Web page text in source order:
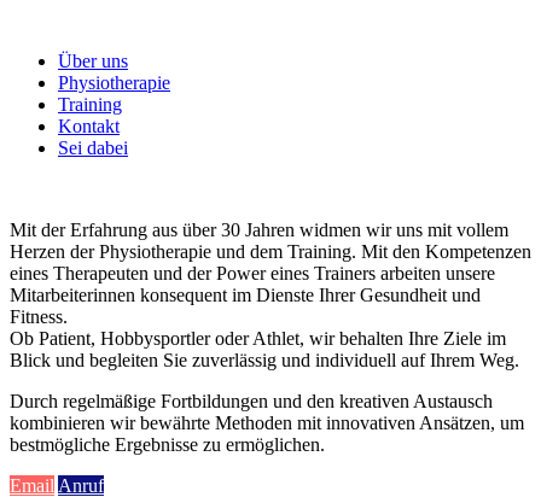
Über uns
Physiotherapie
Training
Kontakt
Sei dabei
Mit der Erfahrung aus über 30 Jahren widmen wir uns mit vollem
Herzen der Physiotherapie und dem Training. Mit den Kompetenzen
eines Therapeuten und der Power eines Trainers arbeiten unsere
Mitarbeiterinnen konsequent im Dienste Ihrer Gesundheit und
Fitness.
Ob Patient, Hobbysportler oder Athlet, wir behalten Ihre Ziele im
Blick und begleiten Sie zuverlässig und individuell auf Ihrem Weg.
Durch regelmäßige Fortbildungen und den kreativen Austausch
kombinieren wir bewährte Methoden mit innovativen Ansätzen, um
bestmögliche Ergebnisse zu ermöglichen.
Email Anruf